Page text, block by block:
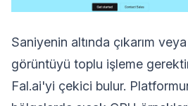
Saniyenin altında çıkarım
görüntüyü toplu işleme
Fal.ai'yi çekici bulur.